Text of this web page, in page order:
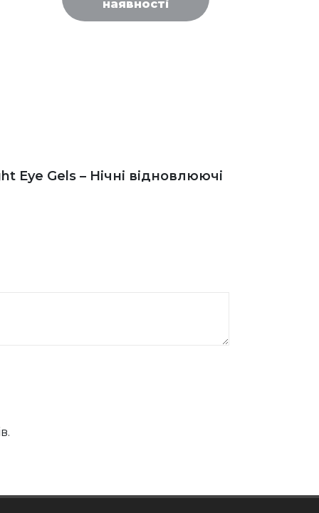
наявності
Eye Gels – Нічні відновлюючі